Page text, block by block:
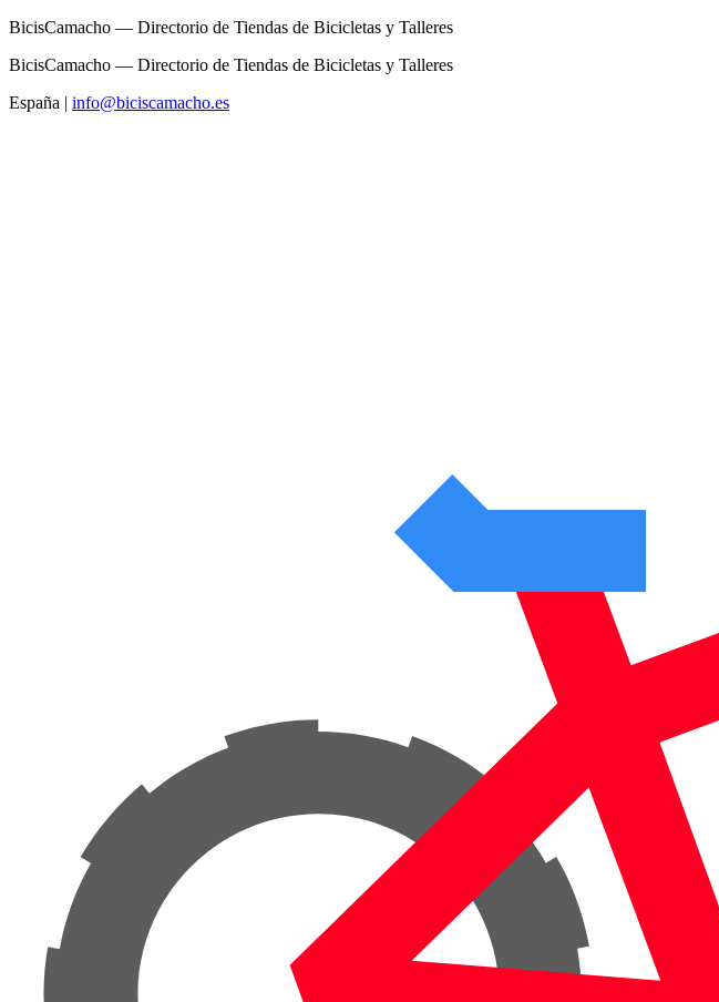
BicisCamacho — Directorio de Tiendas de Bicicletas y Talleres
BicisCamacho — Directorio de Tiendas de Bicicletas y Talleres
España | info@biciscamacho.es